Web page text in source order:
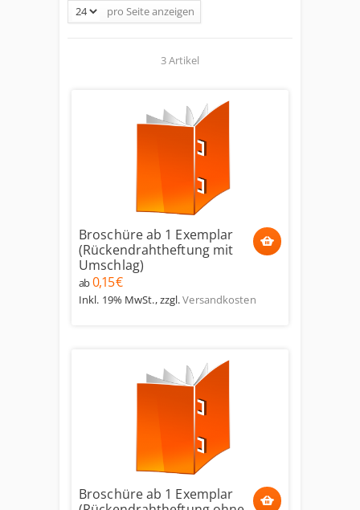
pro Seiteanzeigen
3 Artikel
Broschüre ab 1 Exemplar
(Rückendrahtheftung mit
Umschlag)
ab 0,15 €
Inkl. 19% MwSt.,zzgl.Versandkosten
Broschüre ab 1 Exemplar